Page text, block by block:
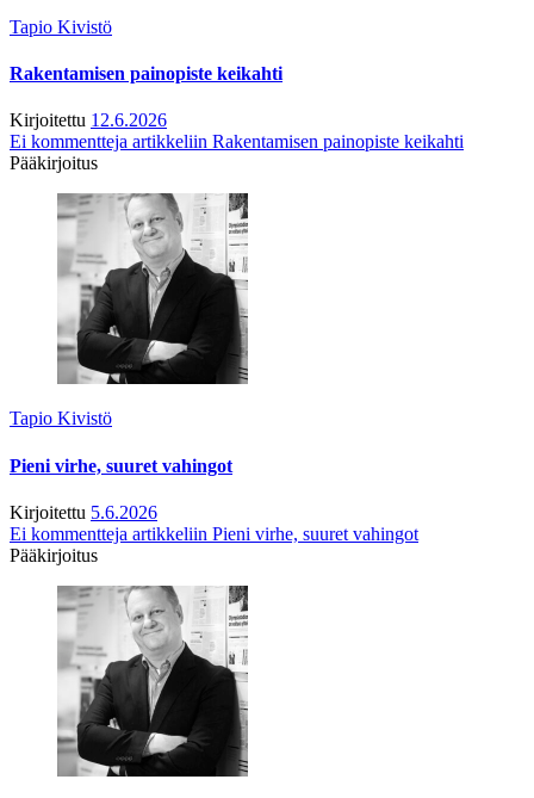
Tapio Kivistö
Rakentamisen painopiste keikahti
Kirjoitettu 12.6.2026
Ei kommentteja artikkeliin Rakentamisen painopiste keikahti
Pääkirjoitus
Tapio Kivistö
Pieni virhe, suuret vahingot
Kirjoitettu 5.6.2026
Ei kommentteja artikkeliin Pieni virhe, suuret vahingot
Pääkirjoitus